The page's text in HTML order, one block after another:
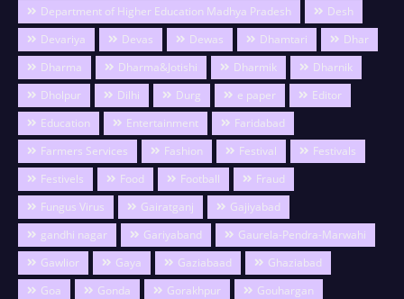
Department of Higher Education Madhya Pradesh
Desh
Devariya
Devas Dewas Dhamtari
Dhar
Dharma
Dharma&Jotishi Dharmik
Dharnik
Dholpur
Dilhi Durg e paper
Editor
Education
Entertainment
Faridabad
Farmers Services
Fashion Festival
Festivals
Festivels
Food Football
Fraud
Fungus Virus
Gairatganj
Gajiyabad
gandhi nagar
Gariyaband
Gaurela-Pendra-Marwahi
Gawlior
Gaya Gaziabaad
Ghaziabad
Goa
Gonda Gorakhpur
Gouhargan